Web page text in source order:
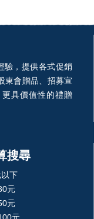
驗，提供各式促銷
東會贈品、招募宣
具價值性的禮贈
搜尋
下
元
元
元